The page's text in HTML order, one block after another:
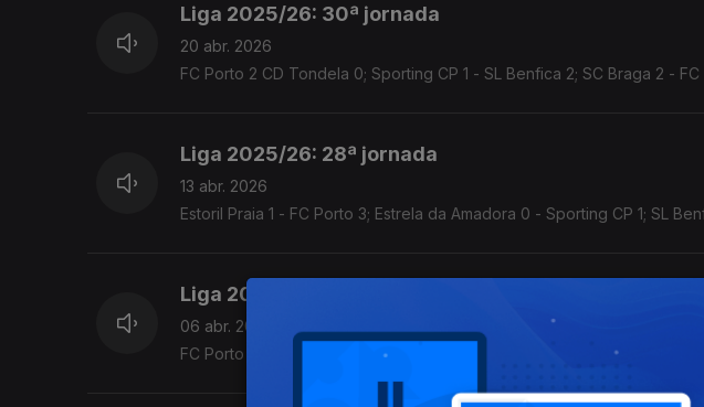
Liga 2025/26: 30ª jornada
20 abr. 2026
FC Porto 2 CD Tondela 0; Sporting CP 1 - SL Benfica 2; SC Braga 2 - FC
Liga 2025/26: 28ª jornada
13 abr. 2026
Estoril Praia 1 - FC Porto 3; Estrela da Amadora 0 - Sporting CP 1; SL
Liga 2025/26: 28ª jornada
06 abr. 2026
FC Porto 2 - FC Famalicão 2; Sporting CP 3 - Santa Clara 2; Moreirense